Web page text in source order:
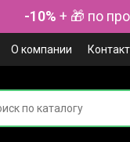
-10% + 🎁 по
О компании